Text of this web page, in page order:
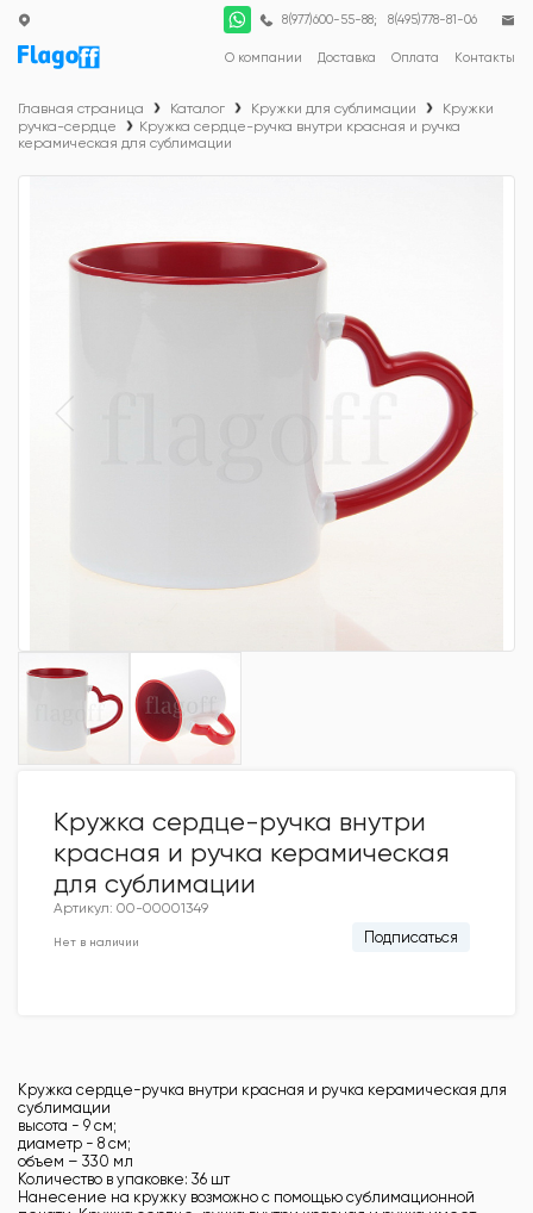
О компании Доставка Оплата Контакты
8(977)600-55-88; 8(495)778-81-06
Главная страница Каталог Кружки для сублимации
Кружки
ручка-сердце
Кружка сердце-ручка внутри красная и ручка
керамическая для сублимации
Кружка сердце-ручка внутри
красная и ручка керамическая
для сублимации
Артикул: 00-00001349
Нет в наличии Подписаться
Кружка сердце-ручка внутри красная и ручка керамическая для
сублимации
высота - 9 см;
диаметр - 8 см;
объем – 330 мл
Количество в упаковке: 36 шт
Нанесение на кружку возможно с помощью сублимационной